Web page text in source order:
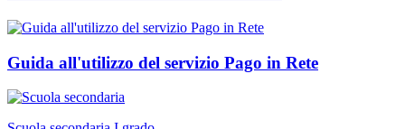
Guida all'utilizzo del servizio Pago in Rete